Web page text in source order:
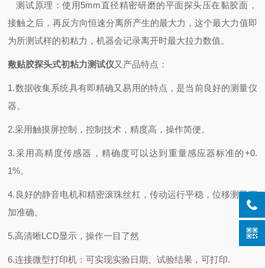
测试原理：使用5mm直径精密研磨的平面探头压在黏胶面，
接触之后， 再反方向恒速分离所产生的最大力，这个最大力值即
为所测试样的初粘力，机器会记录离开时最大拉力数值。
敷贴胶探头式初粘力测试仪又 产品特点：
1.数据收集系统具有即精确又易用的特点，是当前良好的测量仪
器。
2.采用触摸屏控制，控制技术，精度高，操作简便。
3.采用高精度传感器，精确度可以达到重量感应器标准的+0.
1%。
4. 良好的静音电机和精密滚珠丝杠，传动运行平稳，位移测量更
加准确。
5.高清晰LCD显示，操作一目了然
6.连接微型打印机：可实现实验日期、试验结果，可打印.